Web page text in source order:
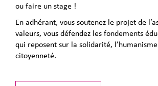
ou faire un stage !
En adhérant, vous soutenez le projet de
valeurs, vous défendez les fondements
qui reposent sur la solidarité,
citoyenneté.